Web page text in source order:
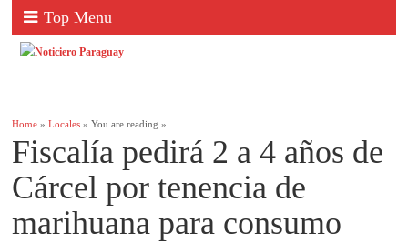
Top Menu
Home »Locales » You are reading »
Fiscalía pedirá 2 a 4 años de
Cárcel por tenencia de
marihuana para consumo